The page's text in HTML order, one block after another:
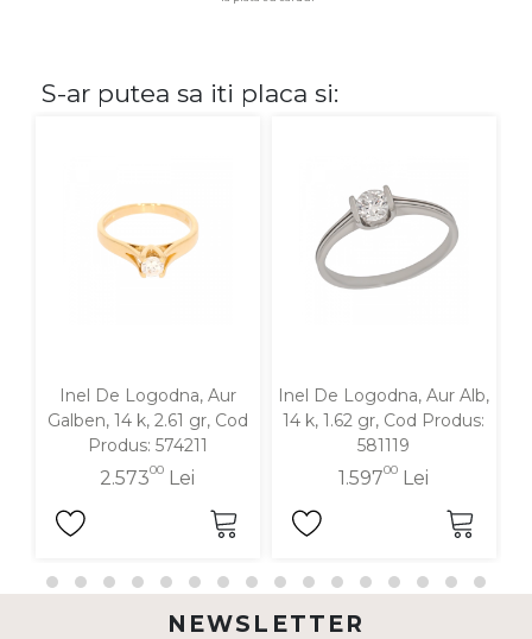
S-ar putea sa iti placa si:
Inel De Logodna, Aur
Galben, 14 k, 2.61 gr, Cod
Produs: 574211
2.57300 Lei
Inel De Logodna, Aur Alb,
14 k, 1.62 gr, Cod Produs:
581119
1.59700 Lei
NEWSLETTER